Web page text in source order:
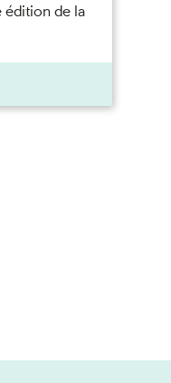
édition de la